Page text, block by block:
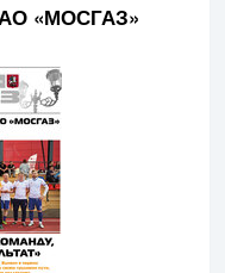
«МОСГАЗ»